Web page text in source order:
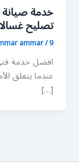
تصليح
ammar/9 مايو، 2020
افضل خدمة
عندما يتعلق
[…]